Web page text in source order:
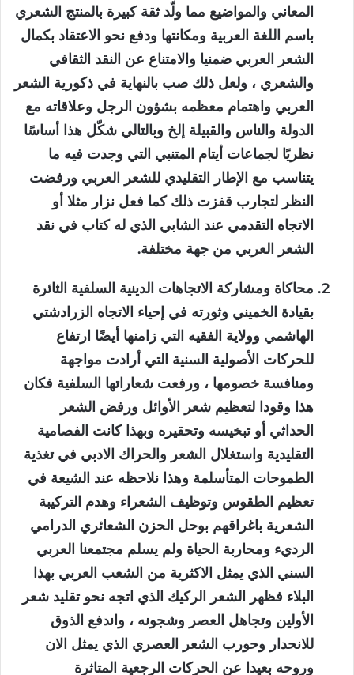
المعاني والمواضيع مما ولّد ثقة كبيرة بالمنتج الشعري
باسم اللغة العربية ومكانتها ودفع نحو الاعتقاد بكمال
الشعر العربي ضمنيا والامتناع عن النقد الثقافي
والشعري ، ولعل ذلك صب بالنهاية في ذكورية الشعر
العربي واهتمام معظمه بشؤون الرجل وعلاقاته مع
الدولة والناس والقبيلة إلخ وبالتالي شكّل هذا أساسًا
نظريًا لجماعات أيتام المتنبي التي وجدت فيه ما
يتناسب مع الإطار التقليدي للشعر العربي ورفضت
النظر لتجارب قفزت ذلك كما فعل نزار مثلا أو
الاتجاه التقدمي عند الشابي الذي له كتاب في نقد
الشعر العربي من جهة مختلفة.
محاكاة ومشاركة الاتجاهات الدينية السلفية الثائرة
بقيادة الخميني وثورته في إحياء الاتجاه الزرادشتي
الهاشمي وولاية الفقيه التي زامنها أيضًا ارتفاع
للحركات الأصولية السنية التي أرادت مواجهة
ومنافسة خصومها ، ورفعت شعاراتها السلفية فكان
هذا وقودا لتعظيم شعر الأوائل ورفض الشعر
الحداثي أو تبخيسه وتحقيره وبهذا كانت الفصامية
التقليدية واستغلال الشعر والحراك الادبي في تغذية
الطموحات المتأسلمة وهذا نلاحظه عند الشيعة في
تعظيم الطقوس وتوظيف الشعراء وهدم التركيبة
الشعرية باغراقهم بوحل الحزن الشعائري الدرامي
الرديء ومحاربة الحياة ولم يسلم مجتمعنا العربي
السني الذي يمثل الاكثرية من الشعب العربي بهذا
البلاء فظهر الشعر الركيك الذي اتجه نحو تقليد شعر
الأولين وتجاهل العصر وشجونه ، واندفع الذوق
للانحدار وحورب الشعر العصري الذي يمثل الان
وروحه بعيدا عن الحركات الرجعية المتاثرة